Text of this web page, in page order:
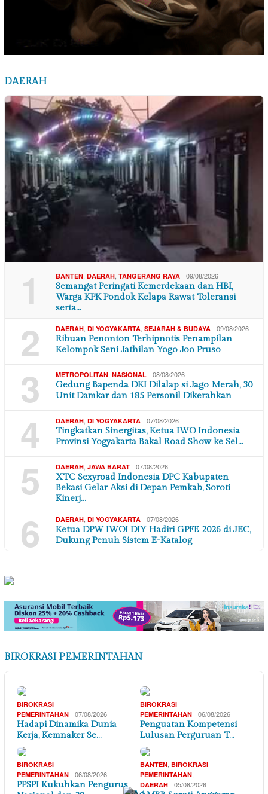
DAERAH
1 BANTEN DAERAH TANGERANG RAYA 09/08/2026
Semangat Peringati Kemerdekaan dan HBI,
Warga KPK Pondok Kelapa Rawat Toleransi
serta…
2 DAERAH DI YOGYAKARTA SEJARAH & BUDAYA 09/08/2026
Ribuan Penonton Terhipnotis Penampilan
Kelompok Seni Jathilan Yogo Joo Pruso
3 METROPOLITAN NASIONAL 08/08/2026
Gedung Bapenda DKI Dilalap si Jago Merah, 30
Unit Damkar dan 185 Personil Dikerahkan
4 DAERAH DI YOGYAKARTA 07/08/2026
Tingkatkan Sinergitas, Ketua IWO Indonesia
Provinsi Yogyakarta Bakal Road Show ke Sel…
5 DAERAH JAWA BARAT 07/08/2026
XTC Sexyroad Indonesia DPC Kabupaten
Bekasi Gelar Aksi di Depan Pemkab, Soroti
Kinerj…
6 DAERAH DI YOGYAKARTA 07/08/2026
Ketua DPW IWOI DIY Hadiri GPFE 2026 di JEC,
Dukung Penuh Sistem E-Katalog
BIROKRASI PEMERINTAHAN
BIROKRASI
PEMERINTAHAN
07/08/2026
Hadapi Dinamika Dunia
Kerja, Kemnaker Se…
BIROKRASI
PEMERINTAHAN
06/08/2026
Penguatan Kompetensi
Lulusan Perguruan T…
BIROKRASI
PEMERINTAHAN
06/08/2026
PPSPI Kukuhkan Pengurus
BANTEN BIROKRASI
PEMERINTAHAN
DAERAH 05/08/2026